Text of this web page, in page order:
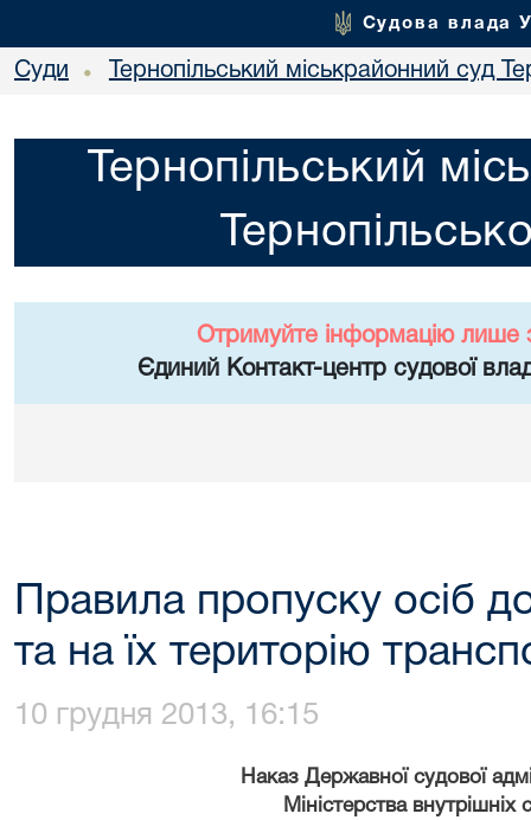
Судова влада
Суди • Тернопільський міськрайонний суд
Тернопільський
Отримуйте інформацію лише
Єдиний Контакт-центр судової
Правила пропуску осіб
та на їх територію
10 грудня 2013, 16:15
Наказ Державної судової
Міністерства внутрішніх